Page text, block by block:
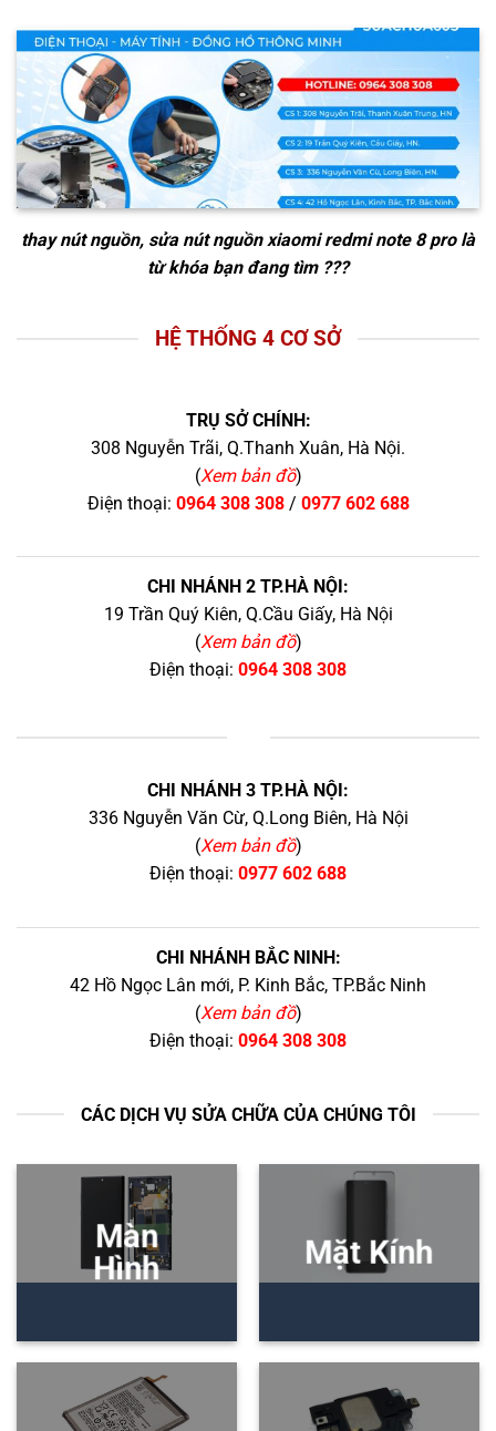
thay nút nguồn, sửa nút nguồn xiaomi redmi note 8 prolà
từ khóa bạn đang tìm ???
HỆ THỐNG 4 CƠ SỞ
TRỤ SỞ CHÍNH:
308 Nguyễn Trãi, Q.Thanh Xuân, Hà Nội.
(Xem bản đồ)
Điện thoại: 0964 308 308/ 0977 602 688
CHI NHÁNH 2 TP.HÀ NỘI:
19 Trần Quý Kiên, Q.Cầu Giấy, Hà Nội
(Xem bản đồ)
Điện thoại: 0964 308 308
CHI NHÁNH 3 TP.HÀ NỘI:
336 Nguyễn Văn Cừ, Q.Long Biên, Hà Nội
(Xem bản đồ)
Điện thoại: 0977 602 688
CHI NHÁNH BẮC NINH:
42 Hồ Ngọc Lân mới, P. Kinh Bắc, TP.Bắc Ninh
(Xem bản đồ)
Điện thoại: 0964 308 308
CÁC DỊCH VỤ SỬA CHỮA CỦA CHÚNG TÔI
Màn
Hình
Mặt Kính